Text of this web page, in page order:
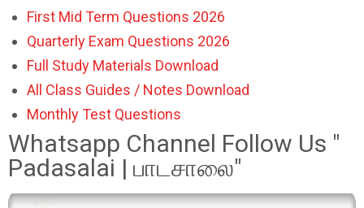
First Mid Term Questions 2026
Quarterly Exam Questions 2026
Full Study Materials Download
All Class Guides / Notes Download
Monthly Test Questions
Whatsapp Channel Follow Us "
Padasalai | பாடசாலை"